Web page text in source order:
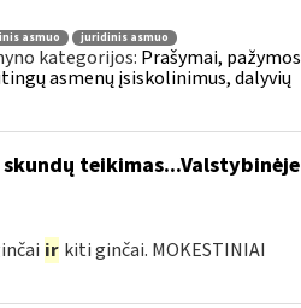
asmuo
juridinis asmuo
kategorijos: Prašymai, pažymos
asmenų įsiskolinimus, dalyvių
teikimas...Valstybinėje
ir kiti ginčai. MOKESTINIAI